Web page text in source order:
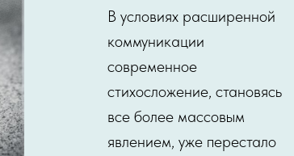
В условиях расширенной
коммуникации
современное
стихосложение, становясь
все более массовым
явлением, уже перестало